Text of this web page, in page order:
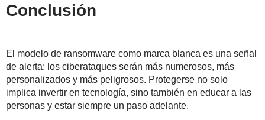
Conclusión
El modelo de ransomware como marca blanca es una señal
de alerta: los ciberataques serán más numerosos, más
personalizados y más peligrosos. Protegerse no solo
implica invertir en tecnología, sino también en educar a las
personas y estar siempre un paso adelante.